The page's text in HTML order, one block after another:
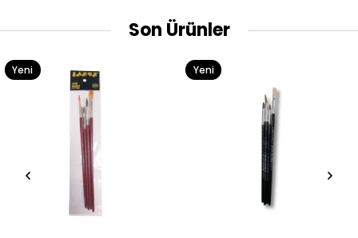
Son Ürünler
Yeni
Yeni